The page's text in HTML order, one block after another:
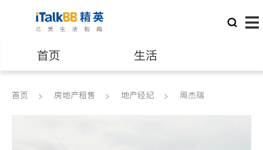
首页 生活
医生 律师
首页 房地产租售 地产经纪 周杰瑞